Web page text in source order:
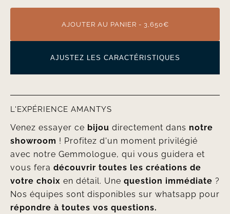
AJOUTER AU PANIER - 3,650€
AJUSTEZ LES CARACTÉRISTIQUES
L'EXPÉRIENCE AMANTYS
Venez essayer ce bijou directement dans notre
showroom ! Profitez d'un moment privilégié
avec notre Gemmologue, qui vous guidera et
vous fera découvrir toutes les créations de
votre choix en détail. Une question immédiate ?
Nos équipes sont disponibles sur whatsapp pour
répondre à toutes vos questions.